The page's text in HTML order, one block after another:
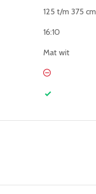
125 t/m 375 cm
16:10
Mat wit